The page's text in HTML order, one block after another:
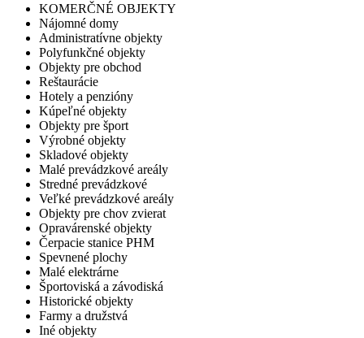
KOMERČNÉ OBJEKTY
Nájomné domy
Administratívne objekty
Polyfunkčné objekty
Objekty pre obchod
Reštaurácie
Hotely a penzióny
Kúpeľné objekty
Objekty pre šport
Výrobné objekty
Skladové objekty
Malé prevádzkové areály
Stredné prevádzkové
Veľké prevádzkové areály
Objekty pre chov zvierat
Opravárenské objekty
Čerpacie stanice PHM
Spevnené plochy
Malé elektrárne
Športoviská a závodiská
Historické objekty
Farmy a družstvá
Iné objekty